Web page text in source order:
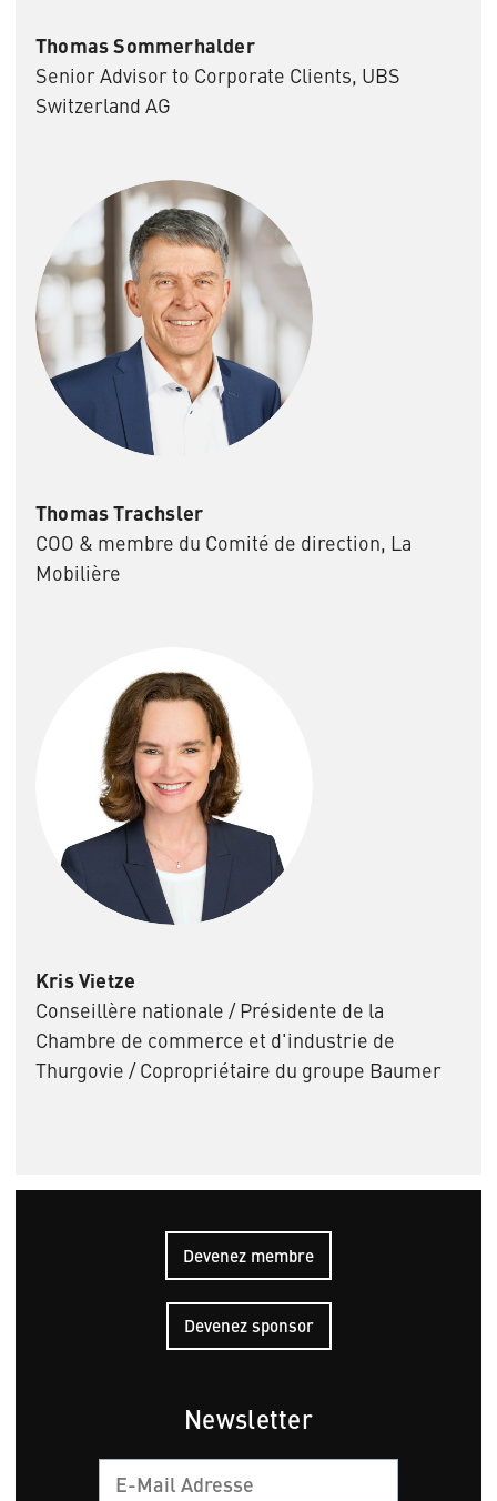
Thomas Sommerhalder
Senior Advisor to Corporate Clients, UBS
Switzerland AG
Thomas Trachsler
COO & membre du Comité de direction, La
Mobilière
Kris Vietze
Conseillère nationale / Présidente de la
Chambre de commerce et d'industrie de
Thurgovie / Copropriétaire du groupe Baumer
Devenez membre
Devenez sponsor
Newsletter